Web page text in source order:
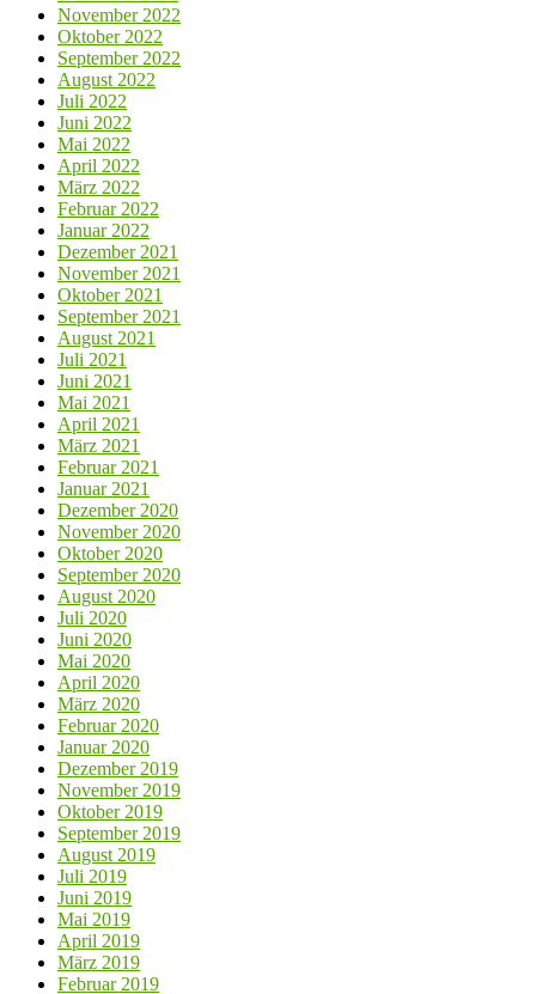
November 2022
Oktober 2022
September 2022
August 2022
Juli 2022
Juni 2022
Mai 2022
April 2022
März 2022
Februar 2022
Januar 2022
Dezember 2021
November 2021
Oktober 2021
September 2021
August 2021
Juli 2021
Juni 2021
Mai 2021
April 2021
März 2021
Februar 2021
Januar 2021
Dezember 2020
November 2020
Oktober 2020
September 2020
August 2020
Juli 2020
Juni 2020
Mai 2020
April 2020
März 2020
Februar 2020
Januar 2020
Dezember 2019
November 2019
Oktober 2019
September 2019
August 2019
Juli 2019
Juni 2019
Mai 2019
April 2019
März 2019
Februar 2019